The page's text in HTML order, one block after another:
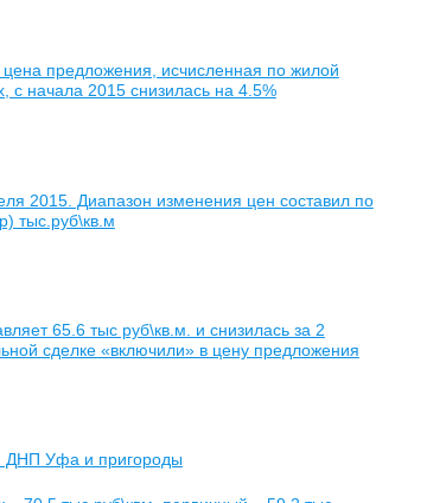
предложения, исчисленная по жилой
с начала 2015 снизилась на 4.5%
2015. Диапазон изменения цен составил по
тыс.руб\кв.м
65.6 тыс руб\кв.м. и снизилась за 2
сделке «включили» в цену предложения
ДНП Уфа и пригороды